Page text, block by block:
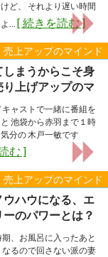
売上アップのマインド
ど、 それより遅い時間
... [ 続きを読む ]
売上アップのマインド
しまうからこそ身
上げアップのマ
ャストで一緒に番組を
池袋から赤羽まで１時
分の 木戸一敏です
む ]
ハウになる、エ
のパワーとは？
、お風呂に入ったあと
るので回さない派の妻